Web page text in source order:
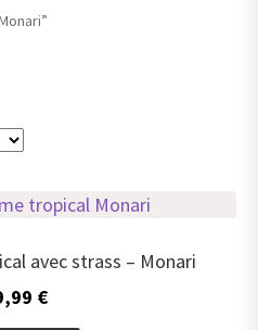
avec strass – Monari
€